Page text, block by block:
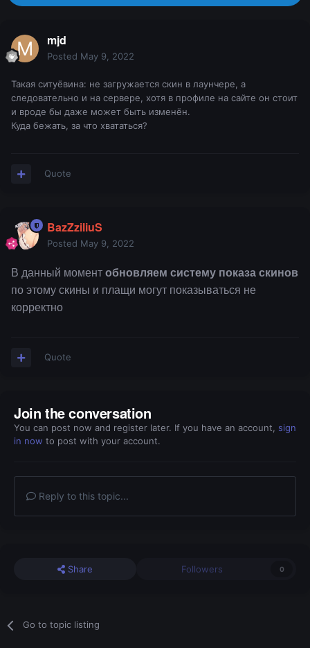
mjd
Posted May 9, 2022
Такая ситуёвина: не загружается скин в лаунчере, а
следовательно и на сервере, хотя в профиле на сайте он стоит
и вроде бы даже может быть изменён.
Куда бежать, за что хвататься?
Quote
BazZziliuS
Posted May 9, 2022
В данный момент обновляем систему показа скинов
по этому скины и плащи могут показываться не
корректно
Quote
Join the conversation
You can post now and register later. If you have an account, sign
in now to post with your account.
Reply to this topic...
Share Followers 0
Go to topic listing